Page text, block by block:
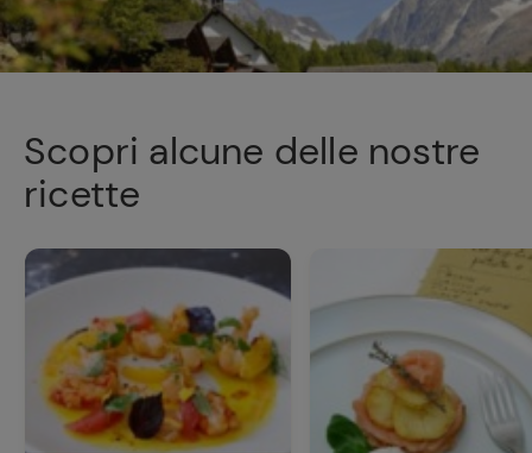
Scopri alcune delle nostre
ricette